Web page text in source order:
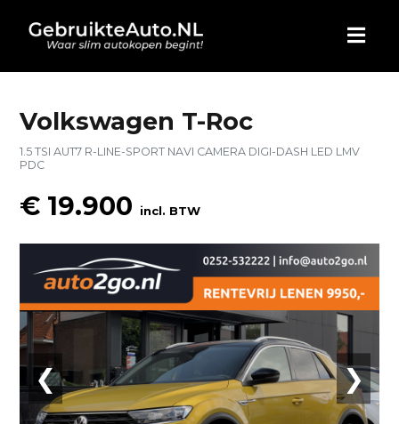
HOME
AUTO KOPEN
ADVERTEREN
WIE ZIJN WIJ
CONTACT
Volkswagen T-Roc
1.5 TSI AUT7 R-LINE-SPORT NAVI CAMERA DIGI-DASH LED LMV
PDC
€ 19.900 incl. BTW
❮ ❯